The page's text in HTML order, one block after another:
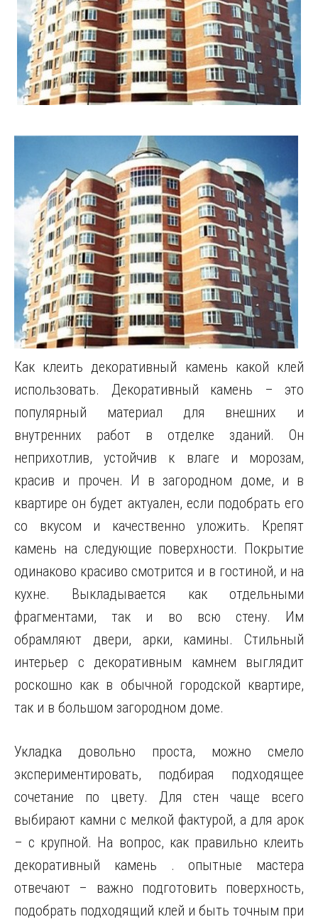
Как клеить декоративный камень какой клей
использовать. Декоративный камень – это
популярный материал для внешних и
внутренних работ в отделке зданий. Он
неприхотлив, устойчив к влаге и морозам,
красив и прочен. И в загородном доме, и в
квартире он будет актуален, если подобрать его
со вкусом и качественно уложить. Крепят
камень на следующие поверхности. Покрытие
одинаково красиво смотрится и в гостиной, и на
кухне. Выкладывается как отдельными
фрагментами, так и во всю стену. Им
обрамляют двери, арки, камины. Стильный
интерьер с декоративным камнем выглядит
роскошно как в обычной городской квартире,
так и в большом загородном доме.
Укладка довольно проста, можно смело
экспериментировать, подбирая подходящее
сочетание по цвету. Для стен чаще всего
выбирают камни с мелкой фактурой, а для арок
– с крупной. На вопрос, как правильно клеить
декоративный камень . опытные мастера
отвечают – важно подготовить поверхность,
подобрать подходящий клей и быть точным при